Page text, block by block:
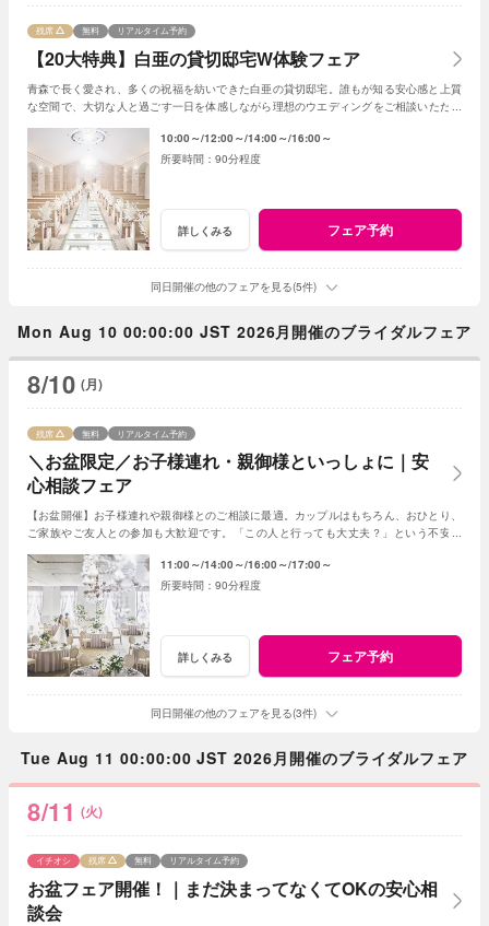
【20大特典】白亜の貸切邸宅W体験フェア
残席 無料 リアルタイム予約
青森で長く愛され、多くの祝福を紡いできた白亜の貸切邸宅。誰もが知る安心感と上質
な空間で、大切な人と過ごす一日を体感しながら理想のウエディングをご相談いただけ
10:00～ 12:00～ 14:00～ 16:00～
90分程度
詳しくみる フェア予約
同日開催の他のフェアを見る(5件)
Mon Aug 10 00:00:00 JST 2026月開催のブライダルフェア
8/10 (月)
＼お盆限定／お子様連れ・親御様といっしょに｜安
心相談フェア
残席 無料 リアルタイム予約
【お盆開催】お子様連れや親御様とのご相談に最適。カップルはもちろん、おひとり、
ご家族やご友人との参加も大歓迎です。「この人と行っても大丈夫？」という不安な
11:00～ 14:00～ 16:00～ 17:00～
90分程度
詳しくみる フェア予約
同日開催の他のフェアを見る(3件)
Tue Aug 11 00:00:00 JST 2026月開催のブライダルフェア
8/11 (火)
お盆フェア開催！｜まだ決まってなくてOKの安心相
談会
イチオシ 残席 無料 リアルタイム予約